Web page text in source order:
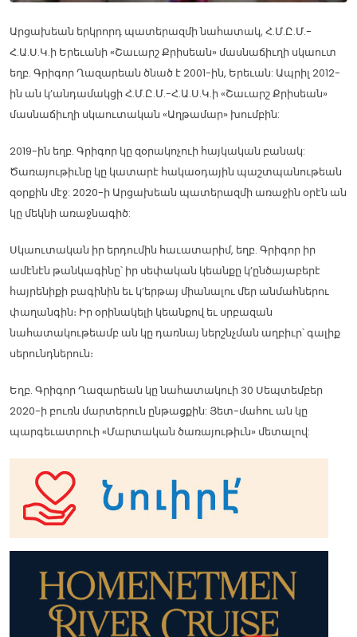
Արցախեան երկրորդ պատերազմի նահատակ, Հ.Մ.Ը.Մ.-
Հ.Ա.Ս.Կ.ի Երեւանի «Շաւարշ Քրիսեան» մասնաճիւղի սկաուտ
եղբ. Գրիգոր Ղազարեան ծնած է 2001-ին, Երեւան: Ապրիլ 2012-
ին ան կ’անդամակցի Հ.Մ.Ը.Մ.-Հ.Ա.Ս.Կ.ի «Շաւարշ Քրիսեան»
մասնաճիւղի սկաուտական «Աղթամար» խումբին:
2019-ին եղբ. Գրիգոր կը զօրակոչուի հայկական բանակ:
Ծառայութիւնը կը կատարէ հակաօդային պաշտպանութեան
զօրքին մէջ: 2020-ի Արցախեան պատերազմի առաջին օրէն ան
կը մեկնի առաջնագիծ:
Սկաուտական իր երդումին հաւատարիմ, եղբ. Գրիգոր իր
ամէնէն թանկագինը՝ իր սեփական կեանքը կ’ընծայաբերէ
հայրենիքի բագինին եւ կ’երթայ միանալու մեր անմահներու
փաղանգին։ Իր օրինակելի կեանքով եւ սրբազան
նահատակութեամբ ան կը դառնայ ներշնչման աղբիւր՝ գալիք
սերունդներուն։
Եղբ. Գրիգոր Ղազարեան կը նահատակուի 30 Սեպտեմբեր
2020-ի բուռն մարտերուն ընթացքին: Յետ-մահու ան կը
պարգեւատրուի «Մարտական ծառայութիւն» մետալով: